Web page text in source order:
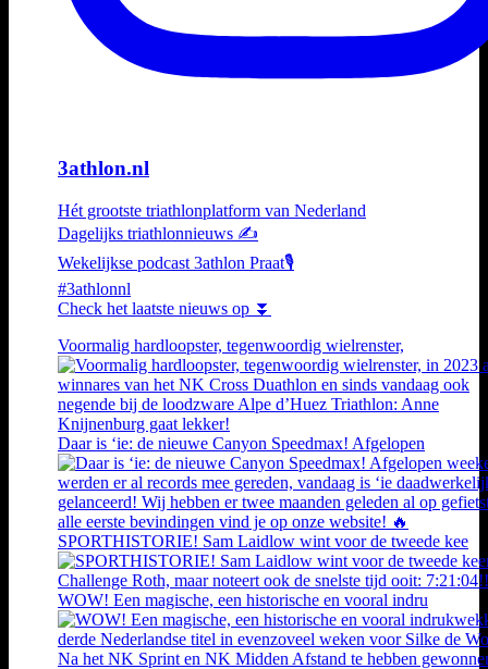
3athlon.nl
Hét grootste triathlonplatform van Nederland
Dagelijks triathlonnieuws ✍️
Wekelijkse podcast 3athlon Praat🎙️
#3athlonnl
Check het laatste nieuws op ⏬
Voormalig hardloopster, tegenwoordig wielrenster,
Daar is ‘ie: de nieuwe Canyon Speedmax! Afgelopen
SPORTHISTORIE! Sam Laidlow wint voor de tweede kee
WOW! Een magische, een historische en vooral indru